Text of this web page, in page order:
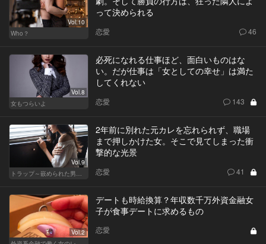
Vol.10
Who？
って決められる
恋愛 46
Vol.8
女もつらいよ
必死になれる仕事ほど、面白いものはな
い。だが仕事は「女としての幸せ」は満た
してくれない
恋愛 143
Vol.9
トラップ～嵌められた男と女～
2年前に別れた元カレを忘れられず、職場
まで押しかけた女。そこで見てしまった衝
撃的な光景
恋愛 41
Vol.2
デートも時給換算？年収数千万外資金融女
子が食事デートに求めるもの
恋愛